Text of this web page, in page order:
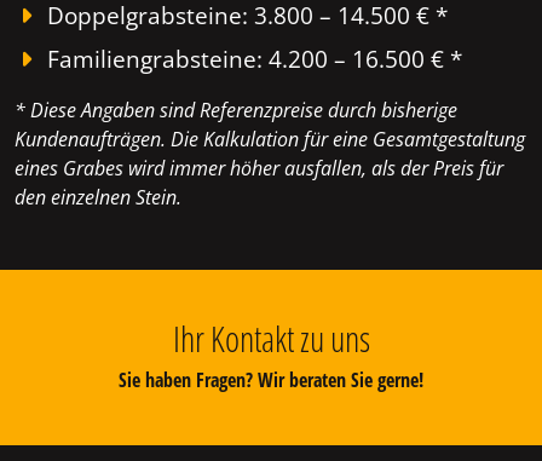
Doppelgrabsteine: 3.800 – 14.500 € *
Familiengrabsteine: 4.200 – 16.500 € *
* Diese Angaben sind Referenzpreise durch bisherige
Kundenaufträgen. Die Kalkulation für eine Gesamtgestaltung
eines Grabes wird immer höher ausfallen, als der Preis für
den einzelnen Stein.
Ihr Kontakt zu uns
Sie haben Fragen? Wir beraten Sie gerne!